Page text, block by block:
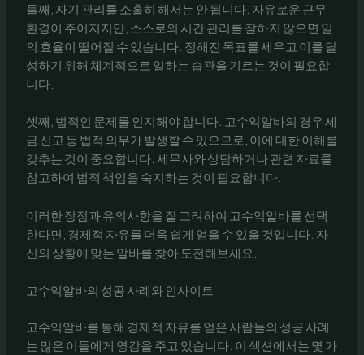
둘째, 자기 관리를 소홀히 해서는 안 됩니다. 자유로운 근무
환경이 주어지지만, 스스로의 시간 관리를 잘하지 않으면 일
의 효율이 떨어질 수 있습니다. 정해진 목표를 세우고 이를 달
성하기 위해 체계적으로 일하는 습관을 기르는 것이 필요합
니다.
셋째, 법적인 문제를 인지해야 합니다. 고수익알바의 경우 세
금 신고 등 법적 의무가 발생할 수 있으므로, 이에 대한 이해를
갖추는 것이 중요합니다. 세무사와 상담하거나 관련 자료를
참고하여 법적 책임을 숙지하는 것이 필요합니다.
이러한 장점과 유의사항을 잘 고려하여 고수익알바를 선택
한다면, 경제적 자유를 더욱 쉽게 얻을 수 있을 것입니다. 자
신의 상황에 맞는 알바를 찾아 도전해보세요.
고수익알바의 성공 사례와 인사이트
고수익알바를 통해 경제적 자유를 얻은 사람들의 성공 사례
는 많은 이들에게 영감을 주고 있습니다. 이 섹션에서는 몇 가